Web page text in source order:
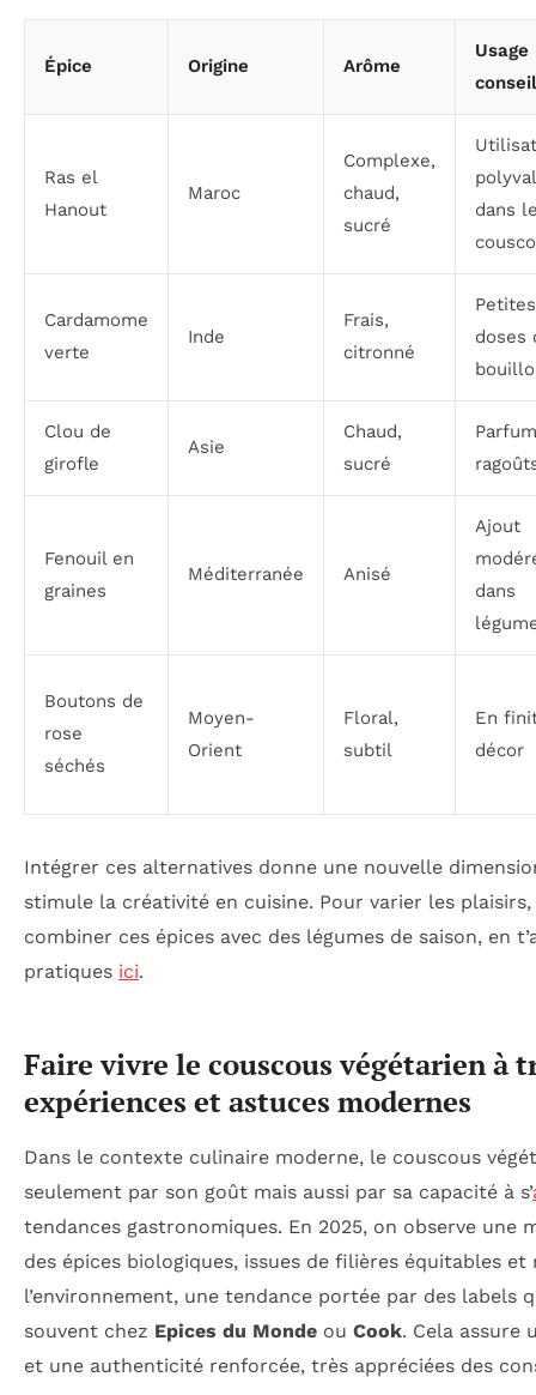
Épice Origine Arôme
Usage
Ras el
Hanout
Maroc
Complexe,
chaud,
sucré
dans
Cardamome
verte
Inde
Frais,
citronné
Petites
doses
Clou de
girofle
Asie
Chaud,
sucré
Fenouil en
graines
Méditerranée Anisé
Ajout
dans
Boutons de
rose
séchés
Moyen-
Orient
Floral,
subtil
En
décor
Intégrer ces alternatives donne une nouvelle
stimule la créativité en cuisine. Pour varier les plaisirs,
combiner ces épices avec des légumes de saison, en
pratiques ici.
Faire vivre le couscous végétarien à
expériences et astuces modernes
Dans le contexte culinaire moderne, le couscous
seulement par son goût mais aussi par sa capacité à s’
tendances gastronomiques. En 2025, on observe une
des épices biologiques, issues de filières équitables et
l’environnement, une tendance portée par des labels
souvent chez Epices du Monde ou Cook. Cela assure
et une authenticité renforcée, très appréciées des